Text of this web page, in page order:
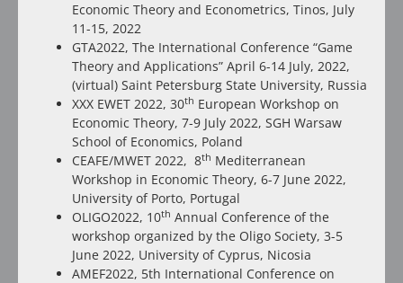
Economic Theory and Econometrics, Tinos, July
11-15, 2022
GTA2022, The International Conference “Game
Theory and Applications” April 6-14 July, 2022,
(virtual) Saint Petersburg State University, Russia
XXX EWET 2022, 30th European Workshop on
Economic Theory, 7-9 July 2022, SGH Warsaw
School of Economics, Poland
CEAFE/MWET 2022, 8th Mediterranean
Workshop in Economic Theory, 6-7 June 2022,
University of Porto, Portugal
OLIGO2022, 10th Annual Conference of the
workshop organized by the Oligo Society, 3-5
June 2022, University of Cyprus, Nicosia
AMEF2022, 5th International Conference on